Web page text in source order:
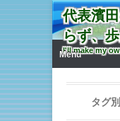
代表濱
らず、
I'll make my
第1メニュー
コンテンツへ移動
Menu
タグ